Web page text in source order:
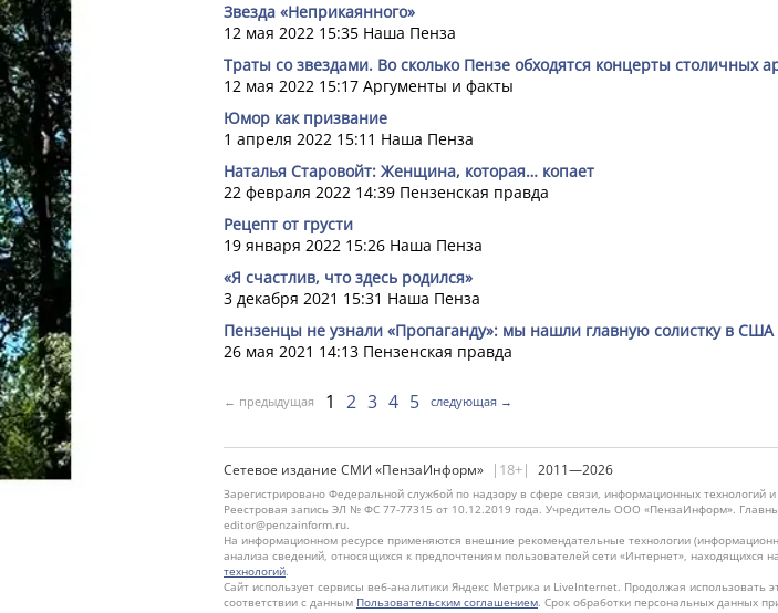
Звезда «Неприкаянного»
12 мая 2022 15:35 Наша Пенза
Траты со звездами. Во сколько Пензе обходятся концерты столичных
12 мая 2022 15:17 Аргументы и факты
Юмор как призвание
1 апреля 2022 15:11 Наша Пенза
Наталья Старовойт: Женщина, которая… копает
22 февраля 2022 14:39 Пензенская правда
Рецепт от грусти
19 января 2022 15:26 Наша Пенза
«Я счастлив, что здесь родился»
3 декабря 2021 15:31 Наша Пенза
Пензенцы не узнали «Пропаганду»: мы нашли главную солистку в США
26 мая 2021 14:13 Пензенская правда
← предыдущая 1 2 3 4 5 следующая →
Сетевое издание СМИ «ПензаИнформ» |18+| 2011—2026
Зарегистрировано Федеральной службой по надзору в сфере связи, информационных технологий
Реестровая запись ЭЛ № ФС 77-77315 от 10.12.2019 года. Учредитель ООО «ПензаИнформ».
editor@penzainform.ru.
На информационном ресурсе применяются внешние рекомендательные технологии
анализа сведений, относящихся к предпочтениям пользователей сети «Интернет», находящихся
технологий.
Сайт использует сервисы веб-аналитики Яндекс Метрика и LiveInternet. Продолжая использовать
соответствии с данным Пользовательским соглашением. Срок обработки персональных данных